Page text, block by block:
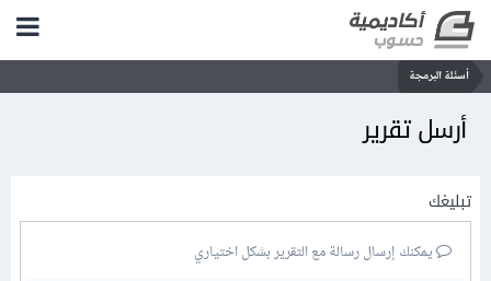
أسئلة البرمجة
أرسل تقرير
تبليغك
يمكنك إرسال رسالة مع التقرير بشكل اختياري